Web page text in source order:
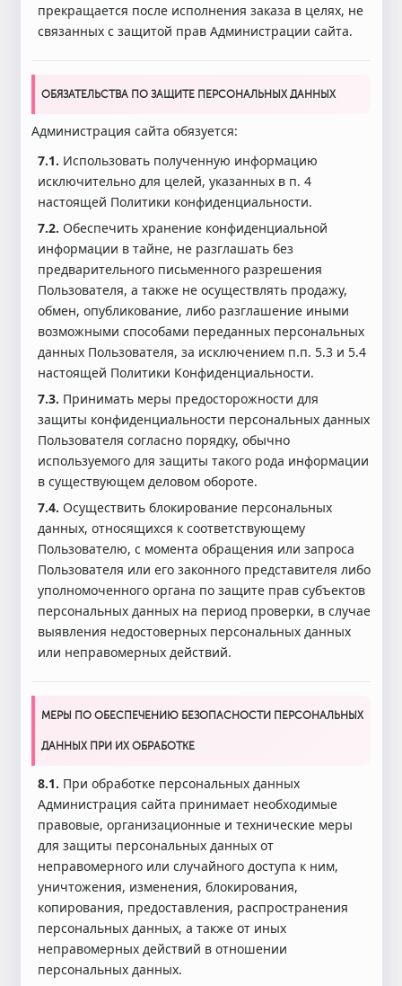
прекращается после исполнения заказа в целях, не
связанных с защитой прав Администрации сайта.
ОБЯЗАТЕЛЬСТВА ПО ЗАЩИТЕ ПЕРСОНАЛЬНЫХ ДАННЫХ
Администрация сайта обязуется:
7.1. Использовать полученную информацию
исключительно для целей, указанных в п. 4
настоящей Политики конфиденциальности.
7.2. Обеспечить хранение конфиденциальной
информации в тайне, не разглашать без
предварительного письменного разрешения
Пользователя, а также не осуществлять продажу,
обмен, опубликование, либо разглашение иными
возможными способами переданных персональных
данных Пользователя, за исключением п.п. 5.3 и 5.4
настоящей Политики Конфиденциальности.
7.3. Принимать меры предосторожности для
защиты конфиденциальности персональных данных
Пользователя согласно порядку, обычно
используемого для защиты такого рода информации
в существующем деловом обороте.
7.4. Осуществить блокирование персональных
данных, относящихся к соответствующему
Пользователю, с момента обращения или запроса
Пользователя или его законного представителя либо
уполномоченного органа по защите прав субъектов
персональных данных на период проверки, в случае
выявления недостоверных персональных данных
или неправомерных действий.
МЕРЫ ПО ОБЕСПЕЧЕНИЮ БЕЗОПАСНОСТИ ПЕРСОНАЛЬНЫХ
ДАННЫХ ПРИ ИХ ОБРАБОТКЕ
8.1. При обработке персональных данных
Администрация сайта принимает необходимые
правовые, организационные и технические меры
для защиты персональных данных от
неправомерного или случайного доступа к ним,
уничтожения, изменения, блокирования,
копирования, предоставления, распространения
персональных данных, а также от иных
неправомерных действий в отношении
персональных данных.